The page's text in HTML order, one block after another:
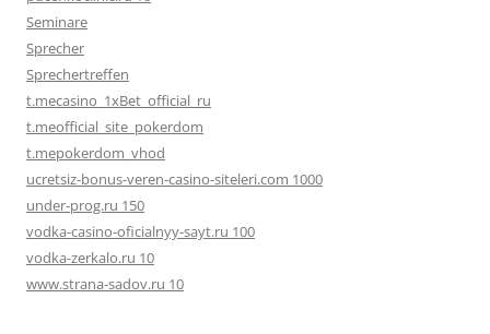
Seminare
Sprecher
Sprechertreffen
t.mecasino_1xBet_official_ru
t.meofficial_site_pokerdom
t.mepokerdom_vhod
ucretsiz-bonus-veren-casino-siteleri.com 1000
under-prog.ru 150
vodka-casino-oficialnyy-sayt.ru 100
vodka-zerkalo.ru 10
www.strana-sadov.ru 10